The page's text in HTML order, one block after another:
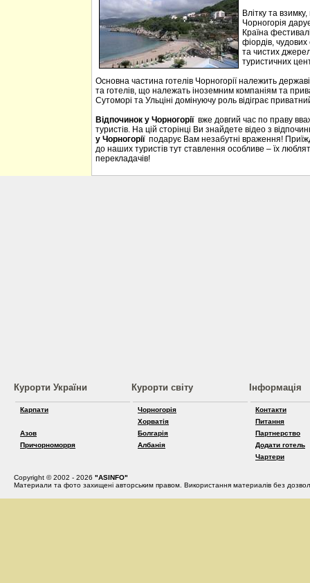
Влітку та
Чорногорія
Країна
фіордів, чудових
та чистих
туристичних
Основна частина готелів Чорногорії належить
та готелів, що належать іноземним компаніям та
Сутоморі та Ульціні домінуючу роль відіграє
Відпочинок у Чорногорії вже довгий час по праву
туристів. На цій сторінці Ви знайдете відео з
у Чорногоріїподарує Вам незабутні враження!
до наших туристів тут ставлення особливе – їх
перекладачів!
Курорти України
Карпати
Азов
Причорноморря
Курорти світу
Чорногорія
Хорватія
Болгарія
Албанія
Інформація
Контакти
Питання
Партнерство
Додати готель
Чартери
Copyright © 2002 - 2026 "ASINFO"
Материали та фото захищені авторським правом. Використання материалів без